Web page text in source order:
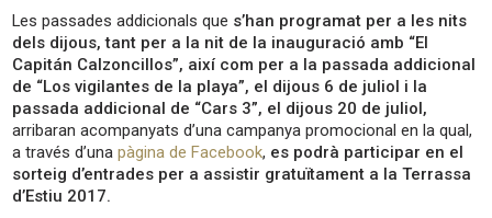
Les passades addicionals que s’han programat per a les nits
dels dijous, tant per a la nit de la inauguració amb “El
Capitán Calzoncillos”, així com per a la passada addicional
de “Los vigilantes de la playa”, el dijous 6 de juliol i la
passada addicional de “Cars 3”, el dijous 20 de juliol,
arribaran acompanyats d’una campanya promocional en la qual,
a través d’unapàgina de Facebook, es podrà participar en el
sorteig d’entrades per a assistir gratuïtament a la Terrassa
d’Estiu 2017.